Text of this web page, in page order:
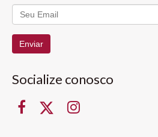
Enviar
Socialize conosco